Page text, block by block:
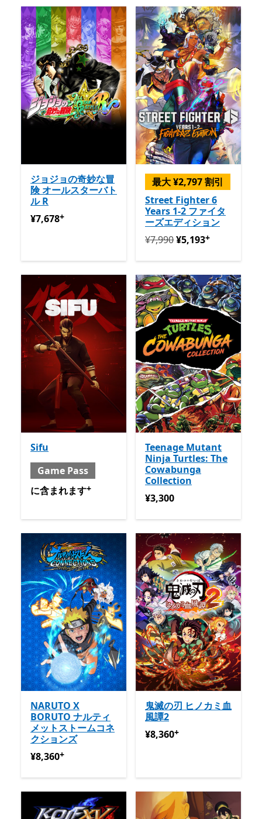
ジョジョの奇妙な冒
険 オールスターバト
ル R
¥7,678アプリ内購入が提供されています
¥7,678+
最大 ¥2,797 割引
Street Fighter 6
Years 1-2 ファイタ
ーズエディション
定価 ¥7,990 今すぐ ¥5,193
¥7,990¥5,193+
Sifu
Game Pass
含まれる と Game Pass
に含まれます+
Teenage Mutant
Ninja Turtles: The
Cowabunga
Collection
¥3,300
¥3,300
NARUTO X
BORUTO ナルティ
メットストームコネ
クションズ
¥8,360アプリ内購入が提供されています
¥8,360+
鬼滅の刃 ヒノカミ血
風譚2
¥8,360アプリ内購入が提供
¥8,360+